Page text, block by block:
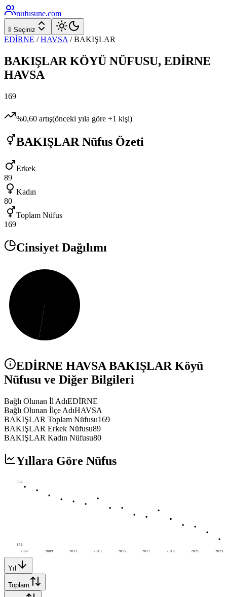
nufusune.com
İl Seçiniz
EDİRNE / HAVSA /BAKIŞLAR
BAKIŞLAR KÖYÜ NÜFUSU, EDİRNE
HAVSA
169
%0,60 artış(önceki yıla göre +1 kişi)
BAKIŞLAR Nüfus Özeti
Erkek
89
Kadın
80
Toplam Nüfus
169
Cinsiyet Dağılımı
EDİRNE HAVSA BAKIŞLARKöyü
Nüfusu ve Diğer Bilgileri
Bağlı Olunan İl AdıEDİRNE
Bağlı Olunan İlçe AdıHAVSA
BAKIŞLAR Toplam Nüfusu169
BAKIŞLAR Erkek Nüfusu89
BAKIŞLAR Kadın Nüfusu80
Yıllara Göre Nüfus
2007 2009 2011 2013 2015 2017 2019 2021 2023
302
156
Yıl
Toplam